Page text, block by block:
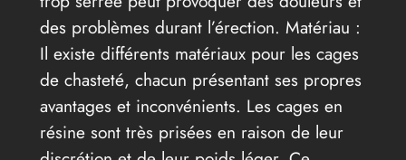
des problèmes durant l’érection. Matériau :
Il existe différents matériaux pour les cages
de chasteté, chacun présentant ses propres
avantages et inconvénients. Les cages en
résine sont très prisées en raison de leur